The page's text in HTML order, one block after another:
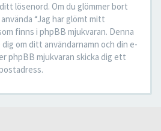
lösenord. Om du glömmer bort
“Jag har glömt mitt
finns i phpBB mjukvaran. Denna
om ditt användarnamn och din e-
phpBB mjukvaran skicka dig ett